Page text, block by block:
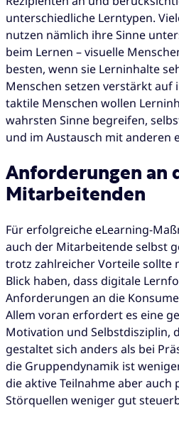
unterschiedliche Lerntypen.
nutzen nämlich ihre Sinne
beim Lernen – visuelle
besten, wenn sie Lerninhalte
Menschen setzen verstärkt auf
taktile Menschen wollen
wahrsten Sinne begreifen,
und im Austausch mit anderen
Anforderungen an
Mitarbeitenden
Für erfolgreiche eLearning-
auch der Mitarbeitende selbst
trotz zahlreicher Vorteile sollte
Blick haben, dass digitale
Anforderungen an die
Allem voran erfordert es eine
Motivation und Selbstdisziplin,
gestaltet sich anders als bei
die Gruppendynamik ist
die aktive Teilnahme aber auch
Störquellen weniger gut